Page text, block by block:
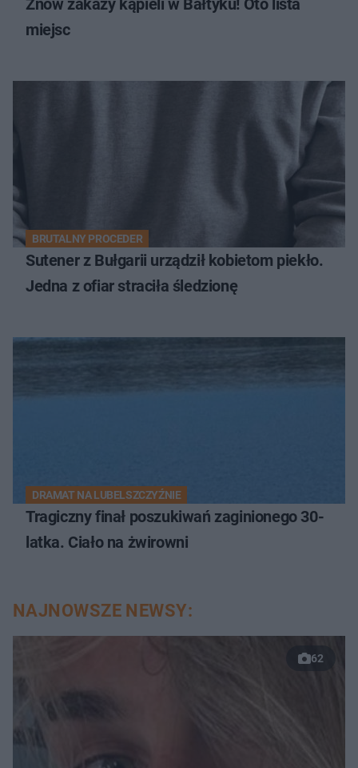
miejsc
BRUTALNY PROCEDER
Sutener z Bułgarii urządził kobietom piekło.
Jedna z ofiar straciła śledzionę
DRAMAT NA LUBELSZCZYŹNIE
Tragiczny finał poszukiwań zaginionego 30-
latka. Ciało na żwirowni
NAJNOWSZE NEWSY:
62